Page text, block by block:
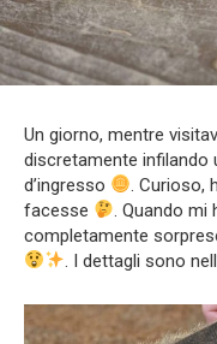
Un giorno, mentre
discretamente
d’ingresso
. Curioso,
facesse
. Quando mi
completamente
. I dettagli sono